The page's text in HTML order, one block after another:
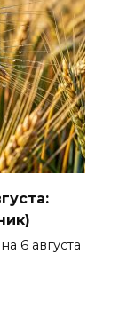
6 августа